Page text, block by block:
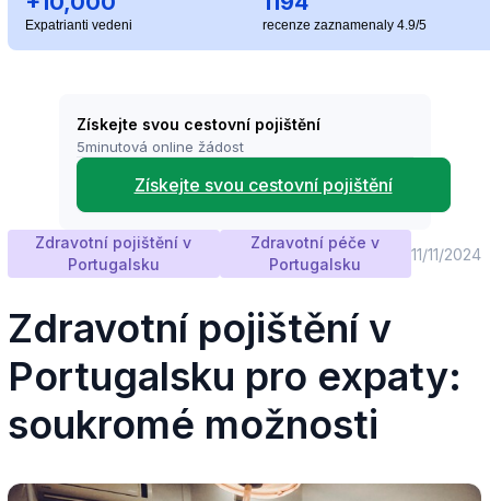
Expatrianti vedeni recenze zaznamenaly 4.9/5
Získejte svou cestovní pojištění
5minutová online žádost
Získejte svou cestovní pojištění
Zdravotní pojištění v
Portugalsku
Zdravotní péče v
Portugalsku
11/11/2024
Zdravotní pojištění v
Portugalsku pro expaty:
soukromé možnosti